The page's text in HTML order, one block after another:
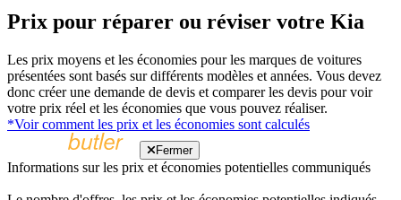
Prix pour réparer ou réviser votre Kia
Les prix moyens et les économies pour les marques de voitures
présentées sont basés sur différents modèles et années. Vous devez
donc créer une demande de devis et comparer les devis pour voir
votre prix réel et les économies que vous pouvez réaliser.
*Voir comment les prix et les économies sont calculés
Fermer
Informations sur les prix et économies potentielles communiqués